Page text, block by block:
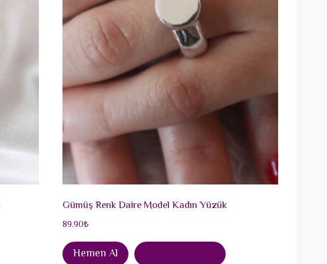
Gümüş Renk Daire Model Kadın Yüzük
89.90₺
Hemen Al